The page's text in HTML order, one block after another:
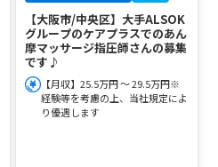
【大阪市/中央区】大手ALSOK
グループのケアプラスでのあん
摩マッサージ指圧師さんの募集
です♪
【月収】25.5万円 ～ 29.5万円※
経験等を考慮の上、当社規定によ
り優遇します